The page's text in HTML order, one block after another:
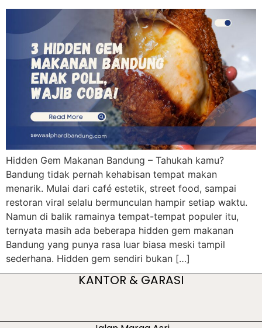
Hidden Gem Makanan Bandung – Tahukah kamu?
Bandung tidak pernah kehabisan tempat makan
menarik. Mulai dari café estetik, street food, sampai
restoran viral selalu bermunculan hampir setiap waktu.
Namun di balik ramainya tempat-tempat populer itu,
ternyata masih ada beberapa hidden gem makanan
Bandung yang punya rasa luar biasa meski tampil
sederhana. Hidden gem sendiri bukan […]
KANTOR & GARASI